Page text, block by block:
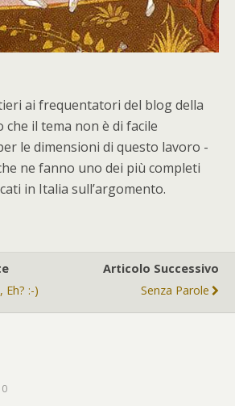
ai frequentatori del blog della
che il tema non è di facile
le dimensioni di questo lavoro -
ne fanno uno dei più completi
in Italia sull’argomento.
Eh? :-)
Articolo Successivo
Senza Parole